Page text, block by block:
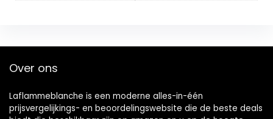
Over ons
Laflammeblanche is een moderne alles-in-één
prijsvergelijkings- en beoordelingswebsite die de beste deals